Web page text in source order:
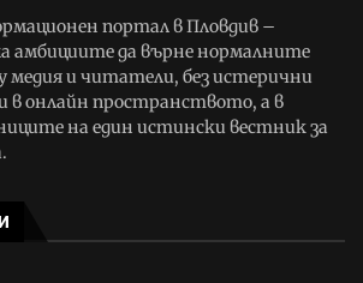
портал в Пловдив –
амбициите да върне нормалните
и читатели, без истерични
в онлайн пространството, а в
на един истински вестник за